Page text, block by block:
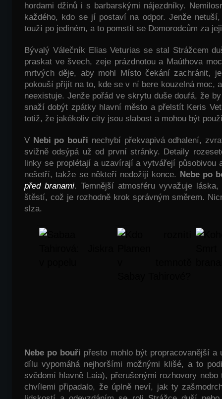
hordami džinů i s barbarskými nájezdníky.
každého, kdo se jí postaví na odpor. Jenže
touží po jediném, a to pomstít se Domorodcům za
Bývalý Válečník Elias Veturias se stal Strážcem
praskat ve švech, zeje prázdnotou a Maúthova
mrtvých děje, aby mohl Místo čekání zachránit,
pokouší přijít na to, kde se v ní bere kouzelná moc,
neexistuje. Jenže pořád ve skrytu duše doufá, že
snaží dobýt zpátky hlavní město a přelstít Keris
totiž, že jakékoliv city jsou slabost a mohou být
V Nebi po bouři nechybí překvapivá odhalení,
svižně odsýpá už od první stránky. Detaily
linky se proplétají a uzavírají a vytvářejí působivou
nešetří, takže se někteří nedožijí konce.
Nebe po
před branami. Temnější atmosféru vyvažuje
štěstí, což je rozhodně krok správným směrem.
slza.
Nebe po bouři přesto mohlo být propracovanější
dílu vypomáhá nejhoršími možnými klišé, a to
svědomí hlavně Laia), přerušenými rozhovory
chvílemi připadalo, že úplně neví, jak ty